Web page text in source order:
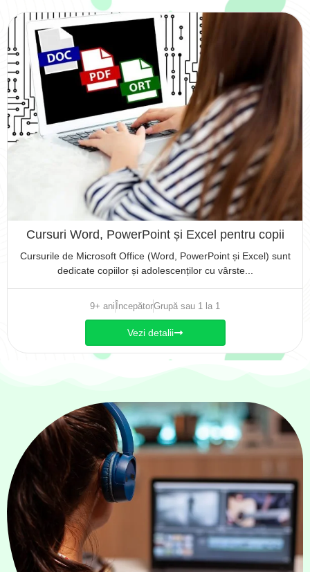
Cursuri Word, PowerPoint și Excel pentru copii
Cursurile de Microsoft Office (Word, PowerPoint și Excel) sunt
dedicate copiilor și adolescenților cu vârste...
9+ ani ÎncepătorGrupă sau 1 la 1
Vezi detalii